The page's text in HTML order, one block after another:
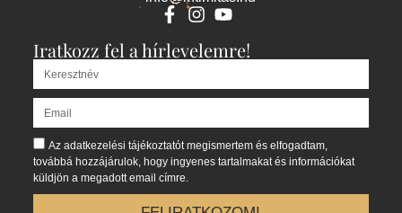
Iratkozz fel a hírlevelemre!
Az adatkezelési tájékoztatót megismertem és elfogadtam,
továbbá hozzájárulok, hogy ingyenes tartalmakat és információkat
küldjön a megadott email címre.